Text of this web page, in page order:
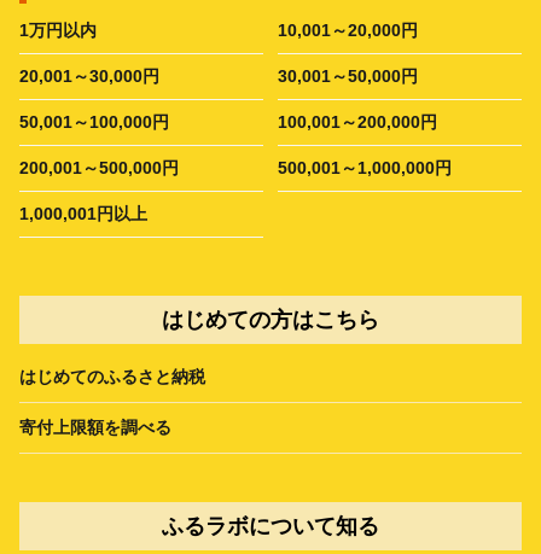
1万円以内 10,001～20,000円
20,001～30,000円 30,001～50,000円
50,001～100,000円 100,001～200,000円
200,001～500,000円 500,001～1,000,000円
1,000,001円以上
はじめての方はこちら
はじめてのふるさと納税
寄付上限額を調べる
ふるラボについて知る